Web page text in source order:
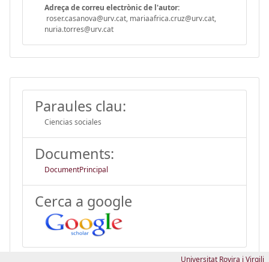
Adreça de correu electrònic de l'autor:
roser.casanova@urv.cat, mariaafrica.cruz@urv.cat,
nuria.torres@urv.cat
Paraules clau:
Ciencias sociales
Documents:
DocumentPrincipal
Cerca a google
Universitat Rovira i Virgili